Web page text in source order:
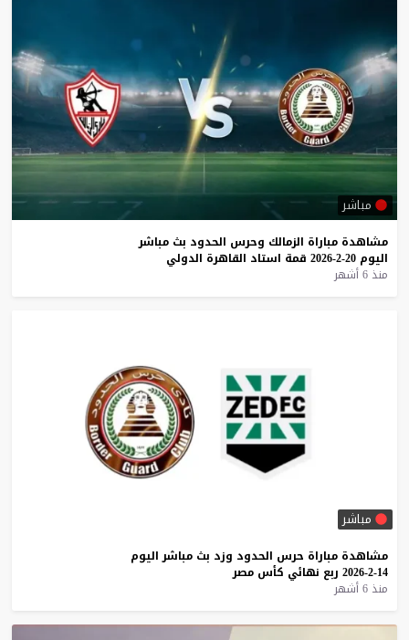
مباشر
مشاهدة مباراة الزمالك وحرس الحدود بث مباشر
اليوم 20-2-2026 قمة استاد القاهرة الدولي
منذ 6 أشهر
مباشر
مشاهدة مباراة حرس الحدود وزد بث مباشر اليوم
14-2-2026
ربع نهائي كأس مصر
منذ 6 أشهر